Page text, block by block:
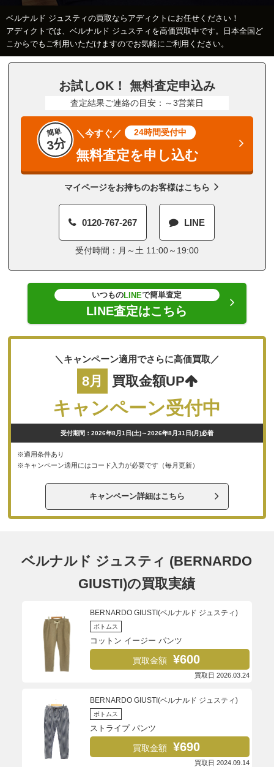
ベルナルド ジュスティの買取ならアディクトにお任せください！
アディクトでは、ベルナルド ジュスティを高価買取中です。日本全国ど
こからでもご利用いただけますのでお気軽にご利用ください。
お試しOK！ 無料査定申込み
査定結果ご連絡の目安：～3営業日
簡単
3分
＼今すぐ／ 24時間受付中
無料査定を申し込む
マイページをお持ちのお客様はこちら
0120-767-267 LINE
受付時間：月～土 11:00～19:00
いつものLINEで簡単査定
LINE査定はこちら
＼キャンペーン適用でさらに高価買取／
8月 買取金額UP
キャンペーン受付中
受付期間：2026年8月1日(土)～2026年8月31日(月)必着
※適用条件あり
※キャンペーン適用にはコード入力が必要です（毎月更新）
キャンペーン詳細はこちら
ベルナルド ジュスティ (BERNARDO
GIUSTI)の買取実績
BERNARDO GIUSTI(ベルナルド ジュスティ)
ボトムス
コットン イージー パンツ
買取金額 ¥600
買取日 2026.03.24
BERNARDO GIUSTI(ベルナルド ジュスティ)
ボトムス
ストライプ パンツ
買取金額 ¥690
買取日 2024.09.14